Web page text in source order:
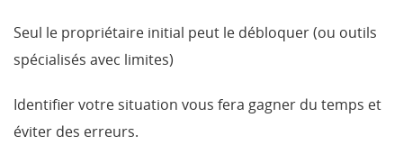
Seul le propriétaire initial peut le débloquer (ou outils
spécialisés avec limites)
Identifier votre situation vous fera gagner du temps et
éviter des erreurs.